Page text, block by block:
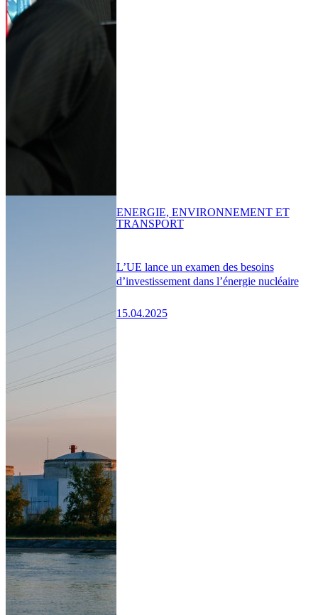
L’UE lance un examen des besoins
d’investissement dans l’énergie nucléaire
15.04.2025
ENERGIE, ENVIRONNEMENT ET
TRANSPORT